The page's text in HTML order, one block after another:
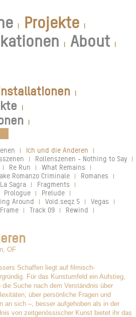
| Projekte |
| About |
|
|
|
| Ich und die Anderen |
| Rollenszenen - Nothing to Say |
| Re Run | What Remains |
Romanzo Criminale | Romanes |
La Sagra | Fragments |
Prologue | Prelude |
Around | Void.seqz 5 | Vegas |
Frame | Track 09 | Rewind |
OF
Schaffen liegt auf filmisch-
Für das Kunstumfeld ein Aufstieg,
Suche nach dem Verständnis über
über persönliche Fragen und
an sich –, besser aufgehoben als in der
von zeitgenössischer Kunst bietet ihr das